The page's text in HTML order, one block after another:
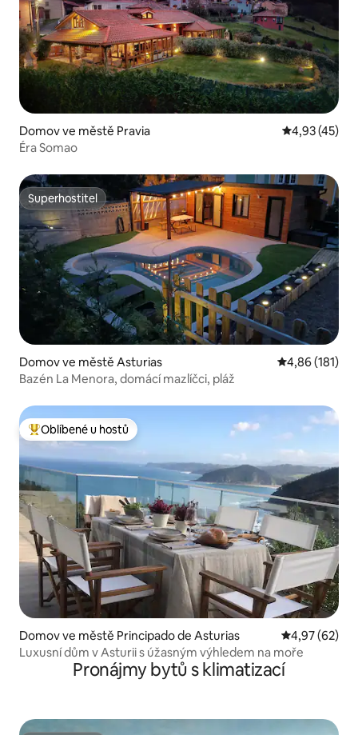
Domov ve městě Pravia Průměrné
4,93 (45)
Éra Somao
Superhostitel
Superhostitel
Domov ve městě Asturias Průměrné
4,86 (181)
Bazén La Menora, domácí mazlíčci, pláž
Nejlepší v kategorii Oblíbené u hostů
Oblíbené u hostů
Domov ve městě Principado de Asturias Průměrné
4,97 (62)
Luxusní dům v Asturii s úžasným výhledem na moře
Pronájmy bytů s klimatizací